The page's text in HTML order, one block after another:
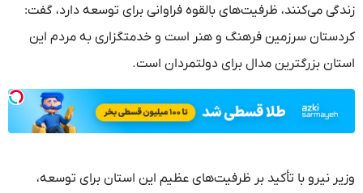
زندگی می‌کنند، ظرفیت‌های بالقوه فراوانی برای توسعه دارد، گفت:
کردستان سرزمین فرهنگ و هنر است و خدمتگزاری به مردم این
استان بزرگترین مدال برای دولتمردان است.
وزیر نیرو با تأکید بر ظرفیت‌های عظیم این استان برای توسعه،